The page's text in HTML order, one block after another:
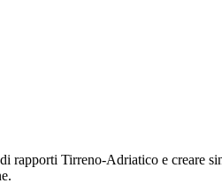
rapporti Tirreno-Adriatico e creare